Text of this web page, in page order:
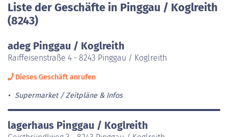
Liste der Geschäfte in Pinggau / Koglreith
(8243)
adeg Pinggau / Koglreith
Raiffeisenstraße 4 - 8243 Pinggau / Koglreith
Dieses Geschäft anrufen
Supermarket Zeitpläne & Infos
lagerhaus Pinggau / Koglreith